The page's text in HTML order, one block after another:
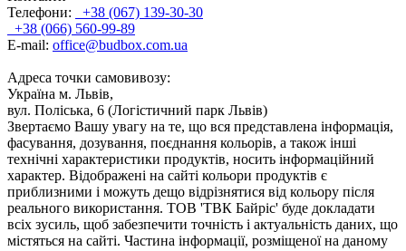
Телефони:
+38 (067) 139-30-30
+38 (066) 560-99-89
E-mail: office@budbox.com.ua
Адреса точки самовивозу:
Україна м. Львів,
вул. Поліська, 6 (Логістичний парк Львів)
Звертаємо Вашу увагу на те, що вся представлена інформація,
фасування, дозування, поєднання кольорів, а також інші
технічні характеристики продуктів, носить інформаційний
характер. Відображені на сайті кольори продуктів є
приблизними і можуть дещо відрізнятися від кольору після
реального використання. ТОВ 'ТВК Байріс' буде докладати
всіх зусиль, щоб забезпечити точність і актуальність даних, що
містяться на сайті. Частина інформації, розміщеної на даному